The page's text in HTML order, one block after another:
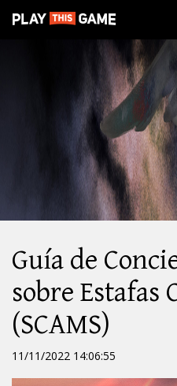
SOBRE
CABAL
ONLINE
ESTILOS
DE
Guía de
sobre Estafas
(SCAMS)
11/11/2022 14:06:55